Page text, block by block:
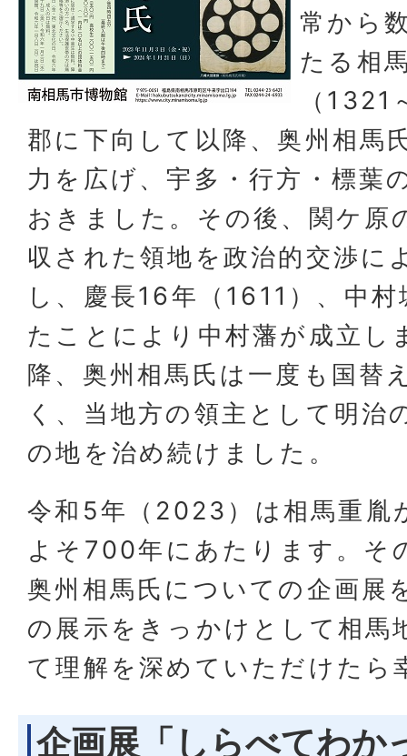
常から
たる相
（
郡に下向して以降、奥州相馬
力を広げ、宇多・行方・標葉
おきました。その後、関ケ原
収された領地を政治的交渉に
し、慶長16年（1611）、中
たことにより中村藩が成立し
降、奥州相馬氏は一度も国替
く、当地方の領主として明治
の地を治め続けました。
令和5年（2023）は相馬重胤
よそ700年にあたります。そ
奥州相馬氏についての企画展
の展示をきっかけとして相馬
て理解を深めていただけたら
企画展「しらべてわか